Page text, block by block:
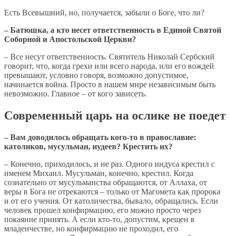
Есть Всевышний, но, получается, забыли о Боге, что ли?
– Батюшка, а кто несет ответственность в Единой Святой
Соборной и Апостольской Церкви?
– Все несут ответственность. Святитель Николай Сербский
говорит, что, когда грехи или всего народа, или его вождей
превышают, условно говоря, возможно допустимое,
начинается война. Просто в нашем мире независимым быть
невозможно. Главное – от кого зависеть.
Современный царь на ослике не поедет
– Вам доводилось обращать кого-то в православие:
католиков, мусульман, иудеев? Крестить их?
– Конечно, приходилось, и не раз. Одного индуса крестил с
именем Михаил. Мусульман, конечно, крестил. Когда
сознательно от мусульманства обращаются, от Аллаха, от
веры в Бога не отрекаются – только от Магомета как пророка
и от его учения. От католичества, бывало, обращались. Если
человек прошел конфирмацию, его можно просто через
покаяние принять. А если кто-то, допустим, крещен в
младенчестве, но конфирмацию не проходил, его